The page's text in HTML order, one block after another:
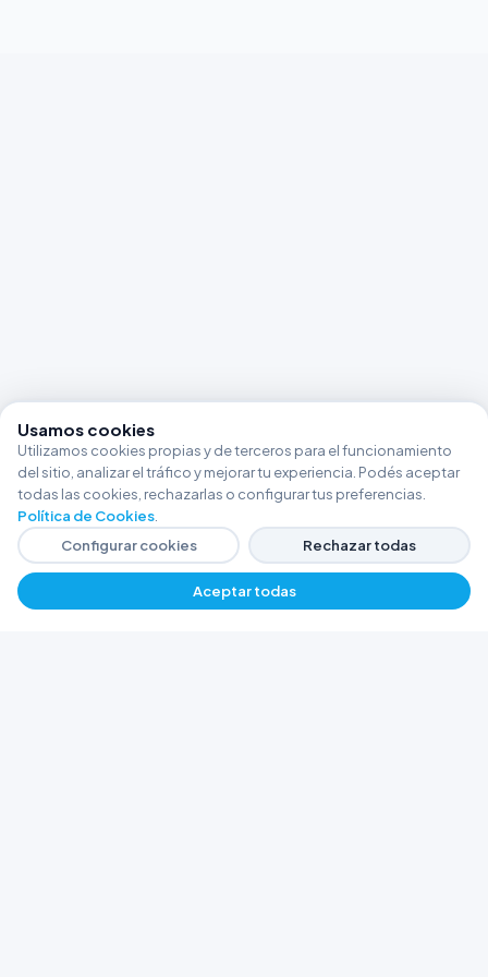
Usamos cookies
Utilizamos cookies propias y de terceros para el funcionamiento
del sitio, analizar el tráfico y mejorar tu experiencia. Podés aceptar
todas las cookies, rechazarlas o configurar tus preferencias.
Política de Cookies
Configurar cookies
Rechazar todas
Aceptar todas